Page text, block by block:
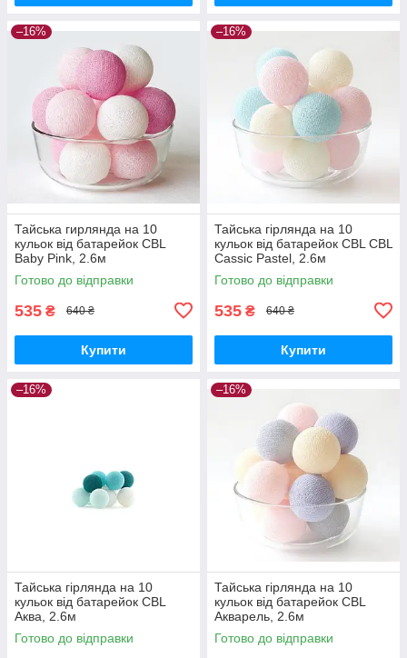
–16%
Тайська гирлянда на 10
кульок від батарейок CBL
Baby Pink, 2.6м
Готово до відправки
535 ₴ 640 ₴
Купити
–16%
Тайська гірлянда на 10
кульок від батарейок CBL CBL
Cassic Pastel, 2.6м
Готово до відправки
535 ₴ 640 ₴
Купити
–16%
Тайська гірлянда на 10
кульок від батарейок CBL
Аква, 2.6м
Готово до відправки
–16%
Тайська гірлянда на 10
кульок від батарейок CBL
Акварель, 2.6м
Готово до відправки